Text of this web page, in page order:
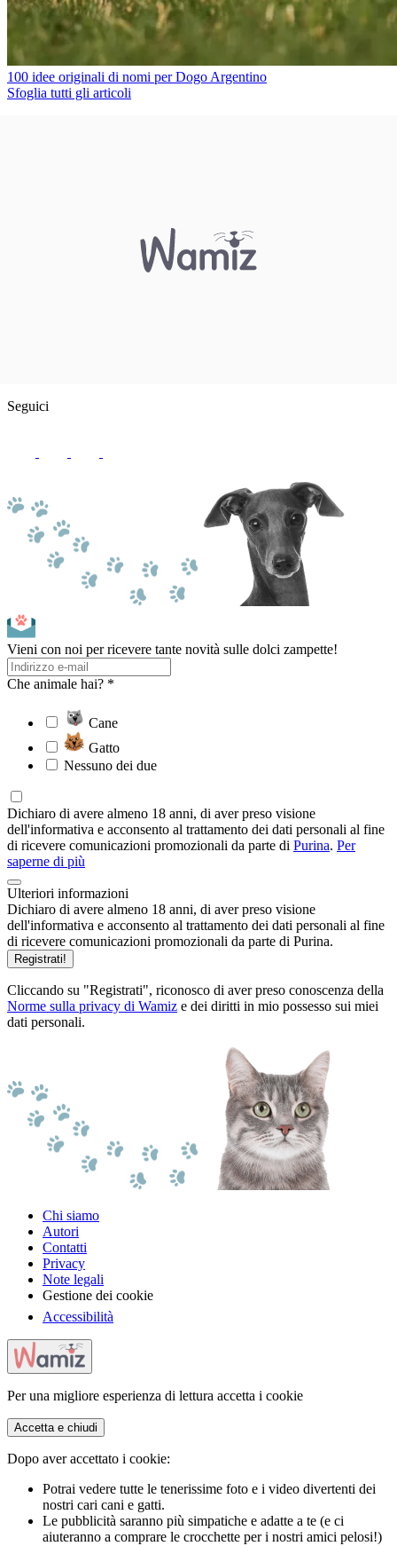
100 idee originali di nomi per Dogo Argentino
Sfoglia tutti gli articoli
Seguici
Vieni con noi per ricevere tante novità sulle dolci zampette!
Che animale hai? *
Cane
Gatto
Nessuno dei due
Dichiaro di avere almeno 18 anni, di aver preso visione
dell'informativa e acconsento al trattamento dei dati personali al fine
di ricevere comunicazioni promozionali da parte di Purina. Per
saperne di più
Ulteriori informazioni
Dichiaro di avere almeno 18 anni, di aver preso visione
dell'informativa e acconsento al trattamento dei dati personali al fine
di ricevere comunicazioni promozionali da parte di Purina.
Registrati!
Cliccando su "Registrati", riconosco di aver preso conoscenza della
Norme sulla privacy di Wamiz e dei diritti in mio possesso sui miei
dati personali.
Chi siamo
Autori
Contatti
Privacy
Note legali
Gestione dei cookie
Accessibilità
Per una migliore esperienza di lettura accetta i cookie
Accetta e chiudi
Dopo aver accettato i cookie:
Potrai vedere tutte le tenerissime foto e i video divertenti dei
nostri cari cani e gatti.
Le pubblicità saranno più simpatiche e adatte a te (e ci
aiuteranno a comprare le crocchette per i nostri amici pelosi!)